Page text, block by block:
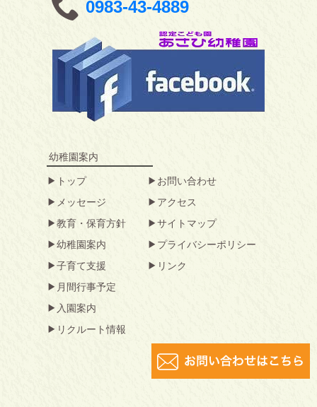
0983-43-4889
幼稚園案内
トップ
メッセージ
教育・保育方針
幼稚園案内
子育て支援
月間行事予定
入園案内
リクルート情報
お問い合わせ
アクセス
サイトマップ
プライバシーポリシー
リンク